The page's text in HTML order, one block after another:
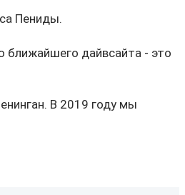
Пениды.
ближайшего дайвсайта - это
В 2019 году мы